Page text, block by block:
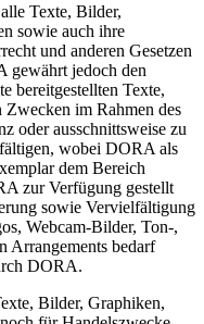
Texte, Bilder,
sowie auch ihre
und anderen Gesetzen
gewährt jedoch den
bereitgestellten Texte,
im Rahmen des
oder ausschnittsweise zu
wobei DORA als
dem Bereich
zur Verfügung gestellt
sowie Vervielfältigung
Webcam-Bilder, Ton-,
Arrangements bedarf
DORA.
Bilder, Graphiken,